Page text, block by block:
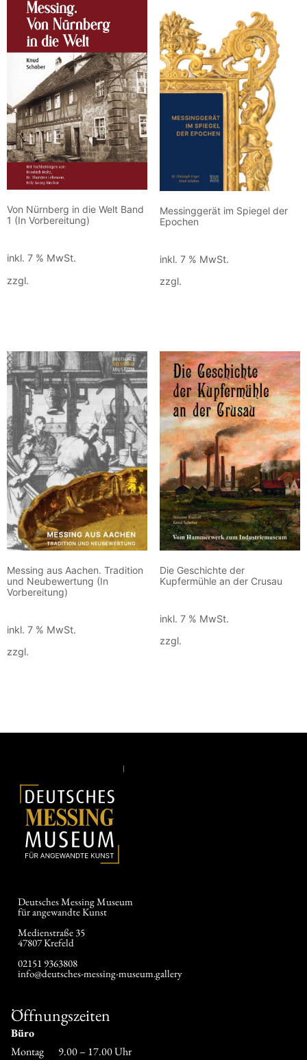
Von Nürnberg in die Welt Band
1 (In Vorbereitung)
inkl. 7 % MwSt.
zzgl.
Messinggerät im Spiegel der
Epochen
inkl. 7 % MwSt.
zzgl.
Messing aus Aachen. Tradition
und Neubewertung (In
Vorbereitung)
inkl. 7 % MwSt.
zzgl.
Die Geschichte der
Kupfermühle an der Crusau
inkl. 7 % MwSt.
zzgl.
Deutsches Messing Museum
für angewandte Kunst
Medienstraße 35
47807 Krefeld
02151 9363808
info@deutsches-messing-museum.gallery
Öffnungszeiten
Büro
Montag 9.00 – 17.00 Uhr